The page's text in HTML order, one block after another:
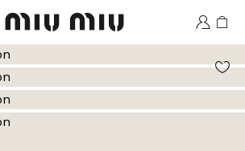
MiuMiu logo